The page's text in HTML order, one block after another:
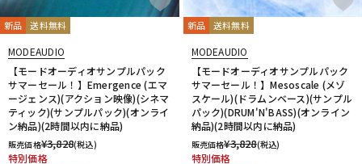
新品 送料無料
MODEAUDIO
【モードオーディオサンプルパック
サマーセール！】Emergence (エマ
ージェンス)(アクション映像)(シネマ
ティック)(サンプルパック)(オンライ
ン納品)(2時間以内に納品)
販売価格¥3,828(税込)
特別価格
新品 送料無料
MODEAUDIO
【モードオーディオサンプルパック
サマーセール！】Mesoscale (メゾ
スケール)(ドラムンベース)(サンプル
パック)(DRUM'N'BASS)(オンライン
納品)(2時間以内に納品)
販売価格¥3,828(税込)
特別価格